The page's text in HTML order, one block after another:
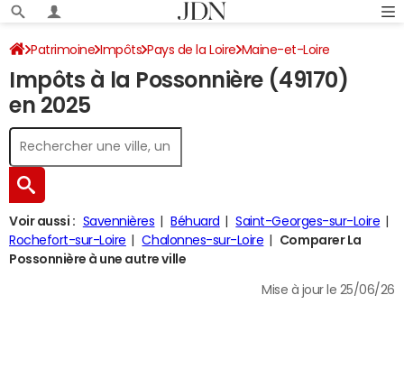
Patrimoine Impôts Pays de la Loire Maine-et-Loire
La Possonnière Impôt sur le revenu
Impôts à la Possonnière (49170)
en 2025
Voir aussi : Savennières Béhuard
Saint-Georges-sur-Loire
Rochefort-sur-Loire
Chalonnes-sur-Loire
Comparer La
Possonnière à une autre ville
Mise à jour le 25/06/26